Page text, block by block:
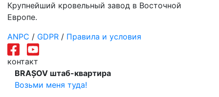
Крупнейший кровельный завод в Восточной
Европе.
ANPC / GDPR / Правила и условия
контакт
BRAȘOV штаб-квартира
Возьми меня туда!